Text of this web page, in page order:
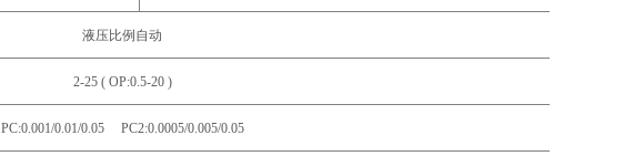
液压比例自动
2-25 ( OP:0.5-20 )
PC:0.001/0.01/0.05 PC2:0.0005/0.005/0.05